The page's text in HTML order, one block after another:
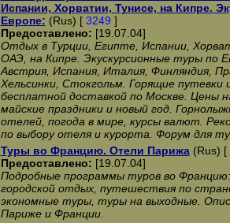
Испании, Хорватии, Тунисе, на Кипре.
Европе: (Rus) [ 3249 ]
Предоставлено: [19.07.04]
Отдых в Турции, Египте, Испании,
ОАЭ, на Кипре. Экускурсионные туры по
Австрия, Испания, Италия, Финляндия,
Хельсинки, Стокгольм. Горящие
бесплатной доставкой по Москве. Цены
майские праздники и новый год.
отелей, погода в мире, курсы валют.
по выбору отеля и курорта. Форум для
Туры во Францию. Отели Парижа(Rus) [
Предоставлено: [19.07.04]
Подробные программы туров во
городской отдых, путешествия по
экономные туры, туры на выходные.
Париже и Франции.